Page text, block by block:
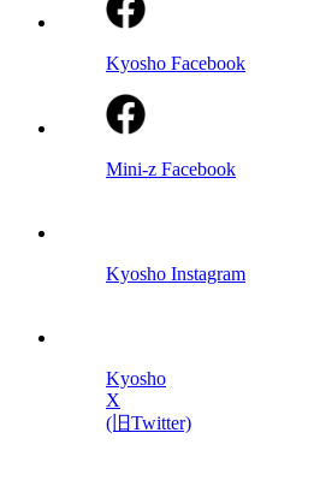
Kyosho Facebook
Mini-z Facebook
Kyosho Instagram
Kyosho
X
(旧Twitter)